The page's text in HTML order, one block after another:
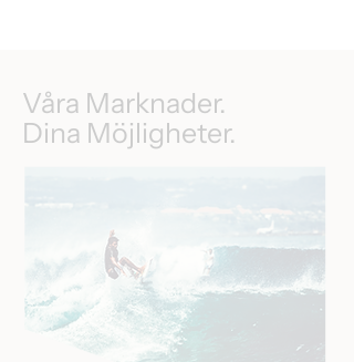
Våra Marknader.
Dina Möjligheter.